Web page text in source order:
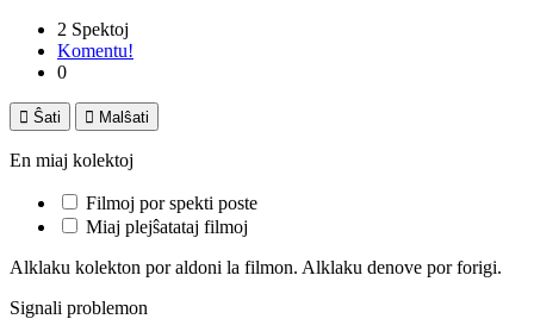
2 Spektoj
Komentu!
0
 Ŝati  Malŝati
En miaj kolektoj
Filmoj por spekti poste
Miaj plejŝatataj filmoj
Alklaku kolekton por aldoni la filmon. Alklaku denove por forigi.
Signali problemon